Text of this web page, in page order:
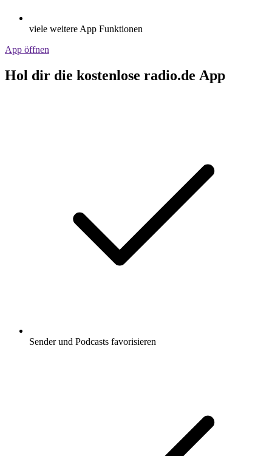
viele weitere App Funktionen
App öffnen
Hol dir die kostenlose radio.de App
Sender und Podcasts favorisieren